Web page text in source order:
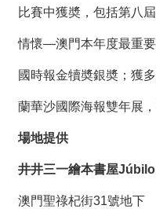
比賽中獲奬，包括第八
情懷—澳門本年度最重
國時報金犢奬銀奬；獲
蘭華沙國際海報雙年展
場地提供
井井三一繪本書屋
澳門聖祿杞街31號地下